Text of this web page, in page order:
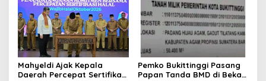
Mahyeldi Ajak Kepala
Daerah Percepat Sertifikasi
Pemko Bukittinggi Pasang
Papan Tanda BMD di Bekas